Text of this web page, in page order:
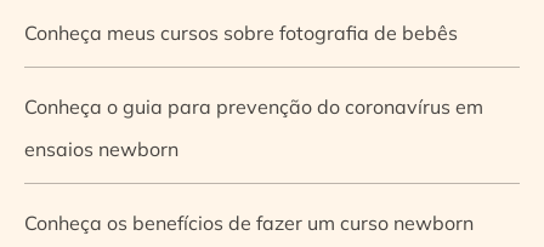
Conheça meus cursos sobre fotografia de bebês
Conheça o guia para prevenção do coronavírus em
ensaios newborn
Conheça os benefícios de fazer um curso newborn